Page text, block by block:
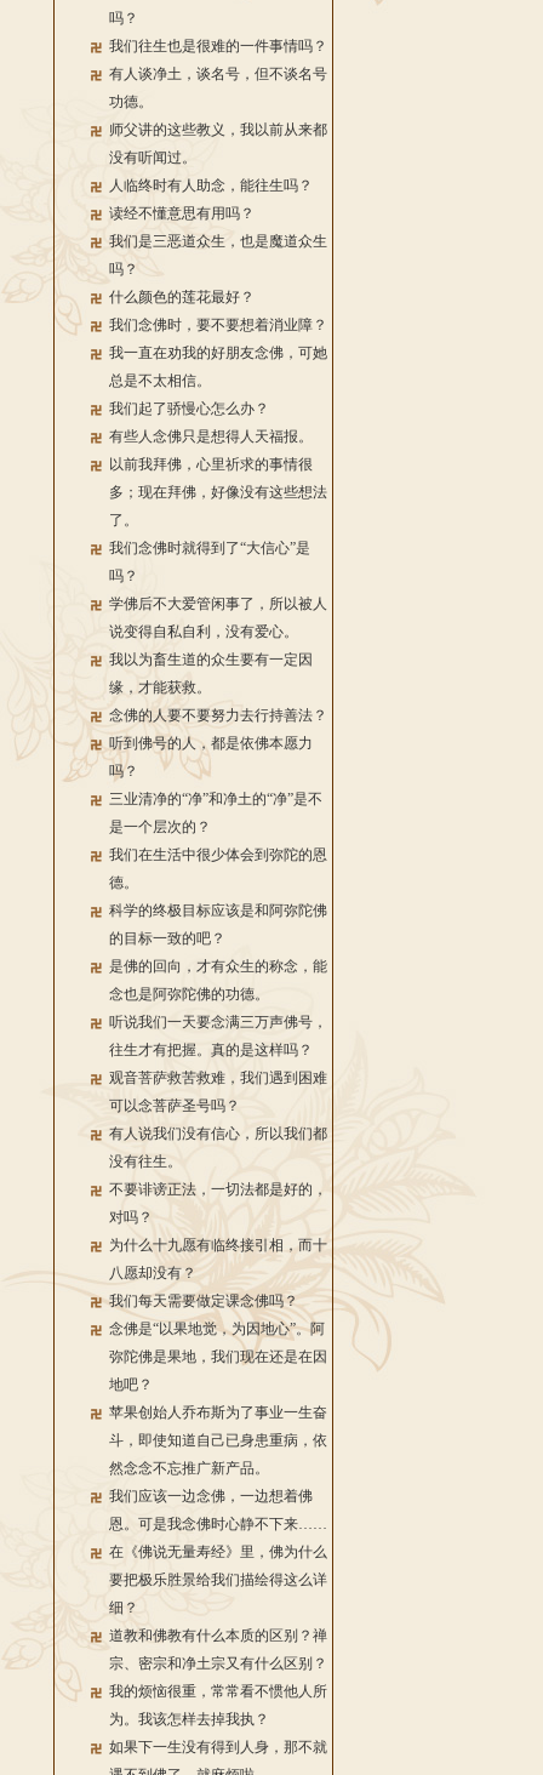
吗？
我们往生也是很难的一件事情吗？
有人谈净土，谈名号，但不谈名号
功德。
师父讲的这些教义，我以前从来都
没有听闻过。
人临终时有人助念，能往生吗？
读经不懂意思有用吗？
我们是三恶道众生，也是魔道众生
吗？
什么颜色的莲花最好？
我们念佛时，要不要想着消业障？
我一直在劝我的好朋友念佛，可她
总是不太相信。
我们起了骄慢心怎么办？
有些人念佛只是想得人天福报。
以前我拜佛，心里祈求的事情很
多；现在拜佛，好像没有这些想法
了。
我们念佛时就得到了“大信心”是
吗？
学佛后不大爱管闲事了，所以被人
说变得自私自利，没有爱心。
我以为畜生道的众生要有一定因
缘，才能获救。
念佛的人要不要努力去行持善法？
听到佛号的人，都是依佛本愿力
吗？
三业清净的“净”和净土的“净”是不
是一个层次的？
我们在生活中很少体会到弥陀的恩
德。
科学的终极目标应该是和阿弥陀佛
的目标一致的吧？
是佛的回向，才有众生的称念，能
念也是阿弥陀佛的功德。
听说我们一天要念满三万声佛号，
往生才有把握。真的是这样吗？
观音菩萨救苦救难，我们遇到困难
可以念菩萨圣号吗？
有人说我们没有信心，所以我们都
没有往生。
不要诽谤正法，一切法都是好的，
对吗？
为什么十九愿有临终接引相，而十
八愿却没有？
我们每天需要做定课念佛吗？
念佛是“以果地觉，为因地心”。阿
弥陀佛是果地，我们现在还是在因
地吧？
苹果创始人乔布斯为了事业一生奋
斗，即使知道自己已身患重病，依
然念念不忘推广新产品。
我们应该一边念佛，一边想着佛
恩。可是我念佛时心静不下来……
在《佛说无量寿经》里，佛为什么
要把极乐胜景给我们描绘得这么详
细？
道教和佛教有什么本质的区别？禅
宗、密宗和净土宗又有什么区别？
我的烦恼很重，常常看不惯他人所
为。我该怎样去掉我执？
如果下一生没有得到人身，那不就